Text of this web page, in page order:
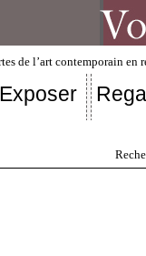
de l’art contemporain
Exposer